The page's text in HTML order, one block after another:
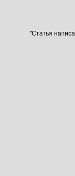
"Статья